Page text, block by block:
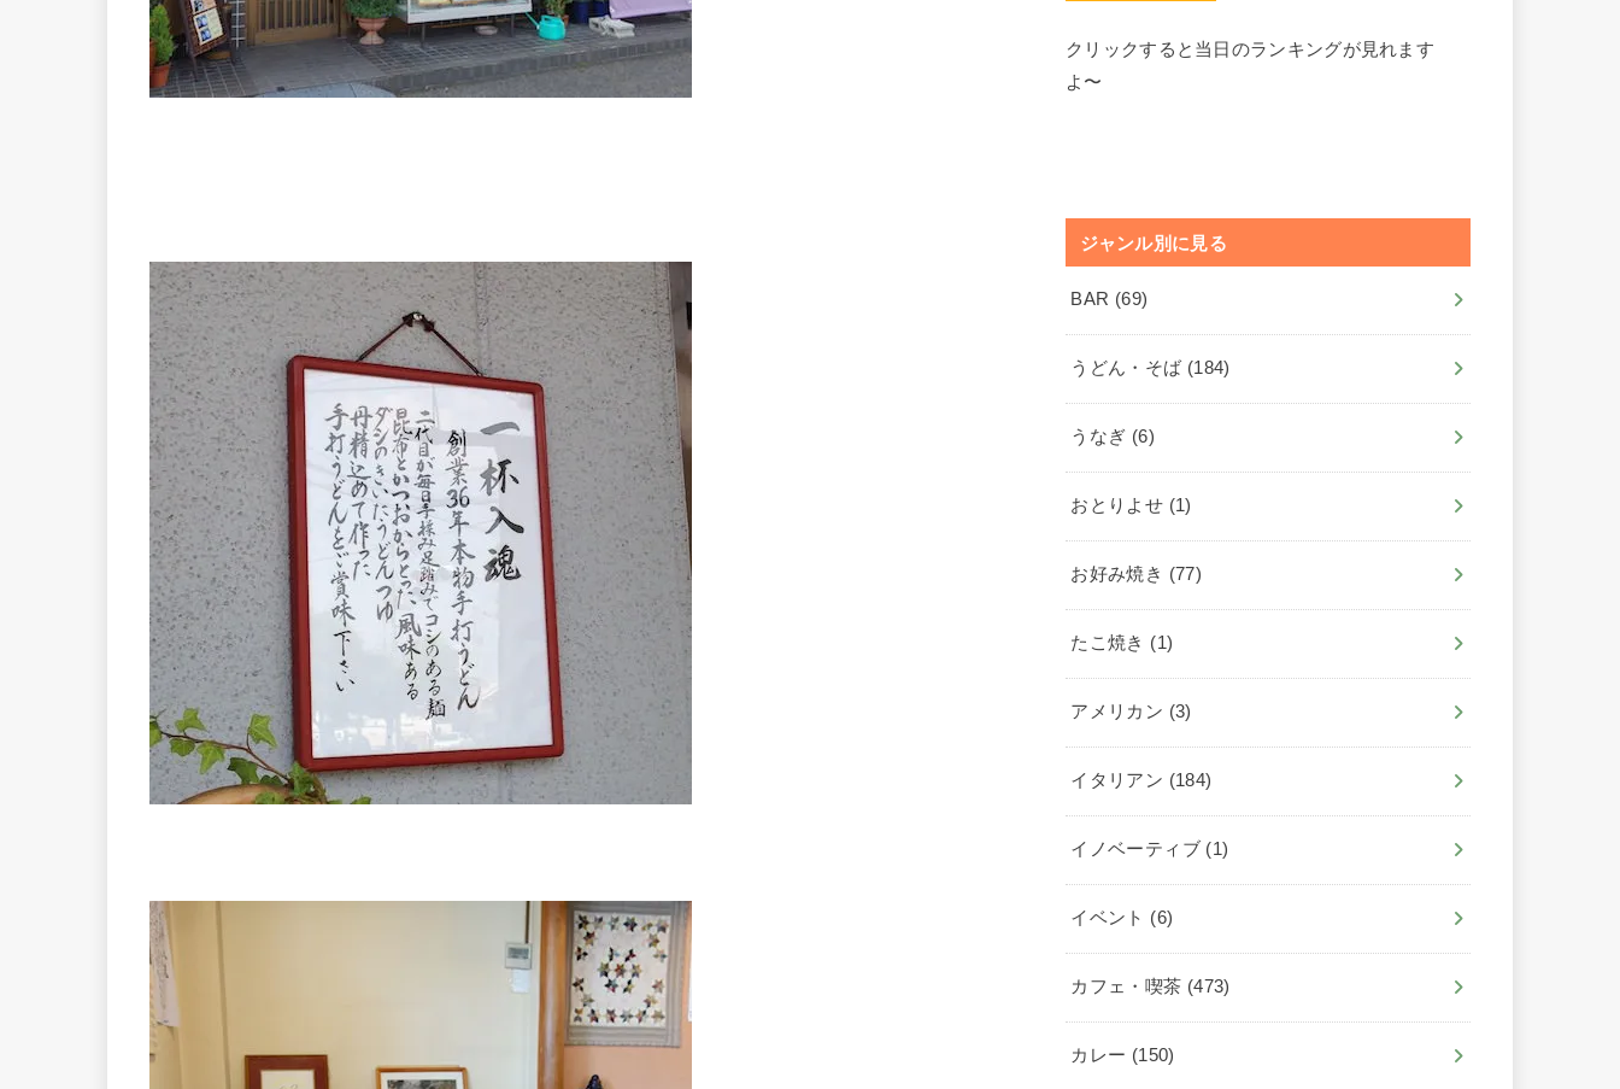
クリックすると当日のランキングが見れます
よ〜
ジャンル別に見る
BAR (69)
うどん・そば (184)
うなぎ (6)
おとりよせ (1)
お好み焼き (77)
たこ焼き (1)
アメリカン (3)
イタリアン (184)
イノベーティブ (1)
イベント (6)
カフェ・喫茶 (473)
カレー (150)